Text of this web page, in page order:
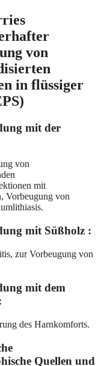
von
in flüssiger
mit der
von
mit
Vorbeugung von
mit Süßholz :
zur Vorbeugung von
mit dem
des Harnkomforts.
Quellen und